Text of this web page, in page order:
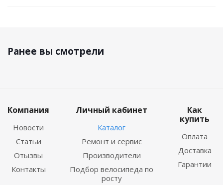
Ранее вы смотрели
Компания
Новости
Статьи
Отызвы
Контакты
Личный кабинет
Каталог
Ремонт и сервис
Производители
Подбор велосипеда по
росту
Как
купить
Оплата
Доставка
Гарантии